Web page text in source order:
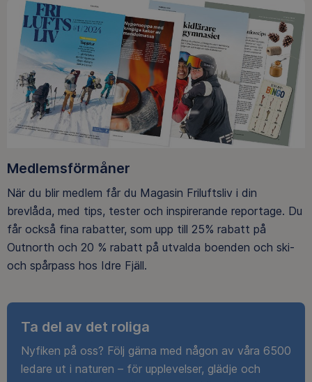
Medlemsförmåner
När du blir medlem får du Magasin Friluftsliv i din
brevlåda, med tips, tester och inspirerande reportage. Du
får också fina rabatter, som upp till 25% rabatt på
Outnorth och 20 % rabatt på utvalda boenden och ski-
och spårpass hos Idre Fjäll.
Ta del av det roliga
Nyfiken på oss? Följ gärna med någon av våra 6500
ledare ut i naturen – för upplevelser, glädje och